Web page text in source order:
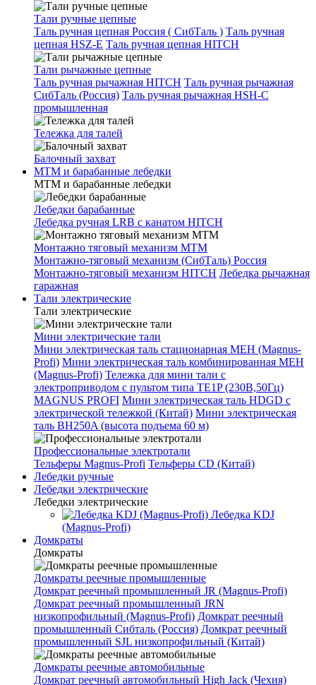
Тали ручные цепные
Таль ручная цепная Россия ( СибТаль ) Таль ручная
цепная HSZ-E Таль ручная цепная HITCH
Тали рычажные цепные
Таль ручная рычажная HITCH Таль ручная рычажная
СибТаль (Россия) Таль ручная рычажная HSH-C
промышленная
Тележка для талей
Балочный захват
МТМ и барабанные лебедки
МТМ и барабанные лебедки
Лебедки барабанные
Лебедка ручная LRB с канатом HITCH
Монтажно тяговый механизм МТМ
Монтажно-тяговый механизм (СибТаль) Россия
Монтажно-тяговый механизм HITCH Лебедка рычажная
гаражная
Тали электрические
Тали электрические
Мини электрические тали
Мини электрическая таль стационарная МЕН (Magnus-
Profi) Мини электрическая таль комбинированная МЕН
(Magnus-Profi) Тележка для мини тали с
электроприводом с пультом типа TE1P (230В,50Гц)
MAGNUS PROFI Мини электрическая таль HDGD с
электрической тележкой (Китай) Мини электрическая
таль BH250A (высота подъема 60 м)
Профессиональные электротали
Тельферы Magnus-Profi Тельферы CD (Китай)
Лебедки ручные
Лебедки электрические
Лебедки электрические
Лебедка KDJ
(Magnus-Profi)
Домкраты
Домкраты
Домкраты реечные промышленные
Домкрат реечный промышленный JR (Magnus-Profi)
Домкрат реечный промышленный JRN
низкопрофильный (Magnus-Profi) Домкрат реечный
промышленный Сибталь (Россия) Домкрат реечный
промышленный SJL низкопрофильный (Китай)
Домкраты реечные автомобильные
Домкрат реечный автомобильный High Jack (Чехия)